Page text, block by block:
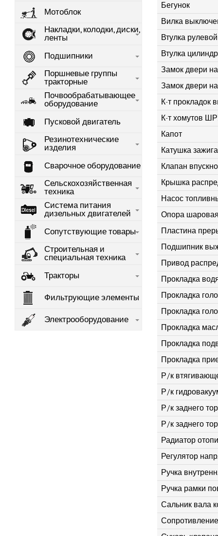
Мотоблок
Накладки, колодки, диски,
ленты
Подшипники
Поршневые группы
тракторные
Почвообрабатывающее
оборудование
Пусковой двигатель
Резинотехнические
изделия
Сварочное оборудование
Сельскохозяйственная
техника
Система питания
дизельных двигателей
Сопутствующие товары
Строительная и
специальная техника
Тракторы
Фильтрующие элементы
Электрооборудование
Бегунок
Вилка
Втулка
Втулка
Замок двери
Замок двери
К-т прокладок
К-т хомутов
Капот
Катушка
Клапан
Крышка
Насос
Опора
Пластина
Подшипник
Привод
Прокладка
Прокладка
Прокладка
Прокладка
Прокладка
Прокладка
Р/к
Р/к
Р/к заднего
Р/к заднего
Радиатор
Регулятор
Ручка
Ручка рамки
Сальник вала